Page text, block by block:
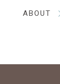
ABOUT